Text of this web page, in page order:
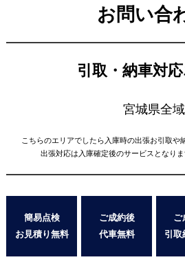
お問い合
引取・納車対
宮城県全域
こちらのエリアでしたら入庫時の出張お引取や
出張対応は入庫確定後のサービスとなりま
簡易点検
お見積り無料
ご成約後
代車無料
ご
引取